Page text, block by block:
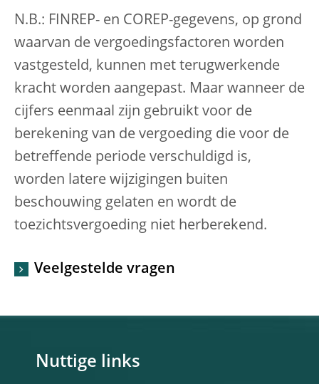
N.B.: FINREP- en COREP-gegevens, op grond
waarvan de vergoedingsfactoren worden
vastgesteld, kunnen met terugwerkende
kracht worden aangepast. Maar wanneer de
cijfers eenmaal zijn gebruikt voor de
berekening van de vergoeding die voor de
betreffende periode verschuldigd is,
worden latere wijzigingen buiten
beschouwing gelaten en wordt de
toezichtsvergoeding niet herberekend.
Veelgestelde vragen
Nuttige links